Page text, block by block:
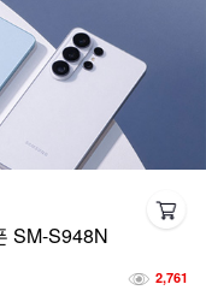
SM-S948N
2,761